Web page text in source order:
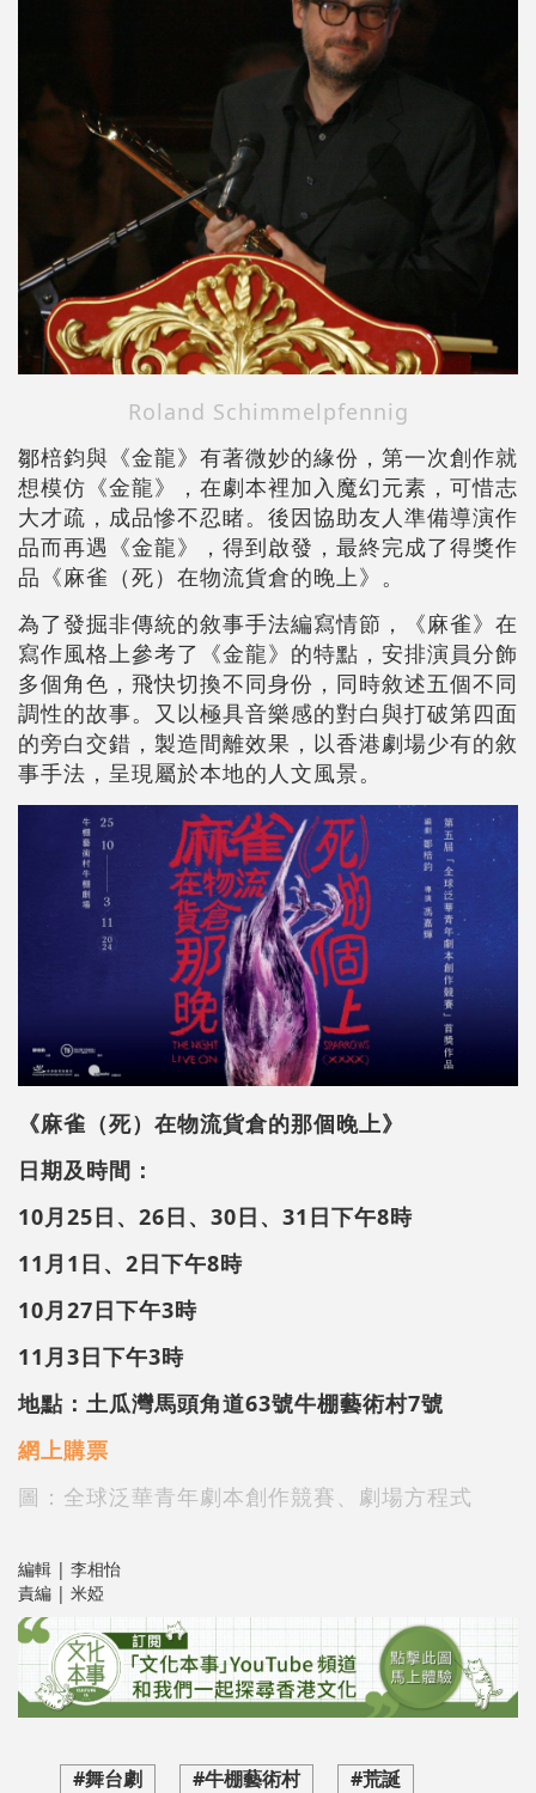
Roland Schimmelpfennig
鄒棓鈞與《金龍》有著微妙的緣份，第一次創作就
想模仿《金龍》，在劇本裡加入魔幻元素，可惜志
大才疏，成品慘不忍睹。後因協助友人準備導演作
品而再遇《金龍》，得到啟發，最終完成了得獎作
品《麻雀（死）在物流貨倉的晚上》。
為了發掘非傳統的敘事手法編寫情節，《麻雀》在
寫作風格上參考了《金龍》的特點，安排演員分飾
多個角色，飛快切換不同身份，同時敘述五個不同
調性的故事。又以極具音樂感的對白與打破第四面
的旁白交錯，製造間離效果，以香港劇場少有的敘
事手法，呈現屬於本地的人文風景。
《麻雀（死）在物流貨倉的那個晚上》
日期及時間：
10月25日、26日、30日、31日下午8時
11月1日、2日下午8時
10月27日下午3時
11月3日下午3時
地點：土瓜灣馬頭角道63號牛棚藝術村7號
網上購票
圖： 全球泛華青年劇本創作競賽、劇場方程式
編輯 | 李相怡
責編 | 米婭
#舞台劇 #牛棚藝術村
#荒誕